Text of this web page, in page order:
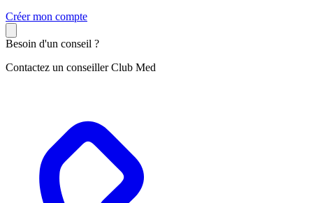
Créer mon compte
Besoin d'un conseil ?
Contactez un conseiller Club Med